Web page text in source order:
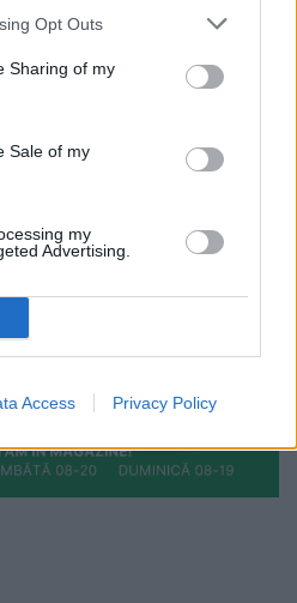
Opt Outs
Sharing of my
Sale of my
my
Advertising.
Access Privacy Policy